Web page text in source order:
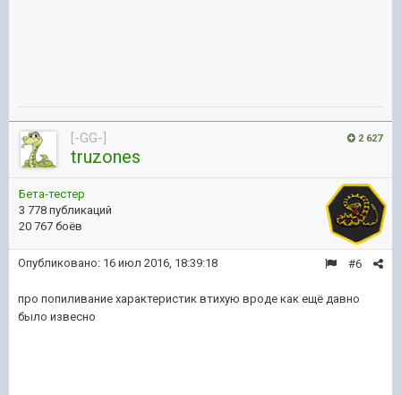
2 627
[-GG-]
truzones
Бета-тестер
3 778 публикаций
20 767 боёв
#6
Опубликовано: 16 июл 2016, 18:39:18
про попиливание характеристик втихую вроде как ещё давно
было извесно